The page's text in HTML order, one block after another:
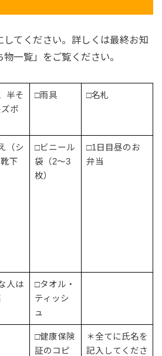
てください。詳しくは最終お知
一覧」をご覧ください。
半そ
ボ
□雨具 □名札
（シ
下
□ビニール
袋（2～3
枚）
□1日目昼のお
弁当
人は
□タオル・
ティッシ
ュ
□健康保険
証のコピ
＊全てに氏名を
記入してくださ